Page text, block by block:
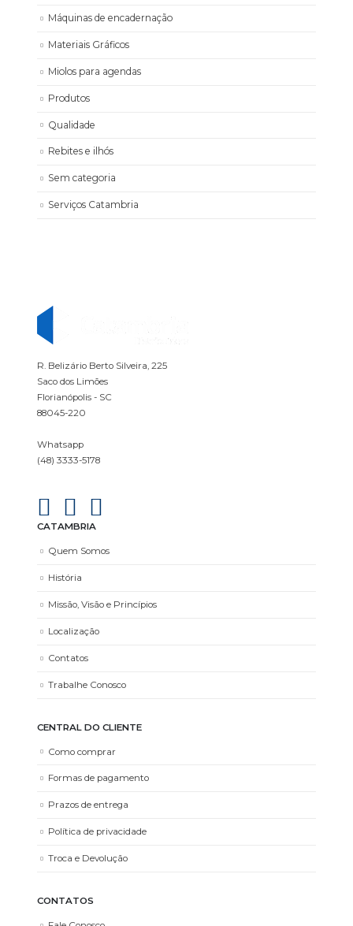
Máquinas de encadernação
Materiais Gráficos
Miolos para agendas
Produtos
Qualidade
Rebites e ilhós
Sem categoria
Serviços Catambria
R. Belizário Berto Silveira, 225
Saco dos Limões
Florianópolis - SC
88045-220
Whatsapp
(48) 3333-5178
CATAMBRIA
Quem Somos
História
Missão, Visão e Princípios
Localização
Contatos
Trabalhe Conosco
CENTRAL DO CLIENTE
Como comprar
Formas de pagamento
Prazos de entrega
Política de privacidade
Troca e Devolução
CONTATOS